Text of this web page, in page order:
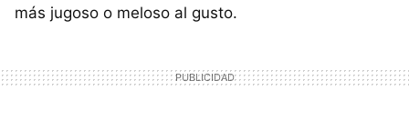
más jugoso o meloso al gusto.